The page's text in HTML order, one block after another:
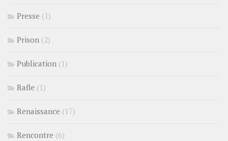
Presse (1)
Prison (2)
Publication (1)
Rafle (1)
Renaissance (17)
Rencontre (6)